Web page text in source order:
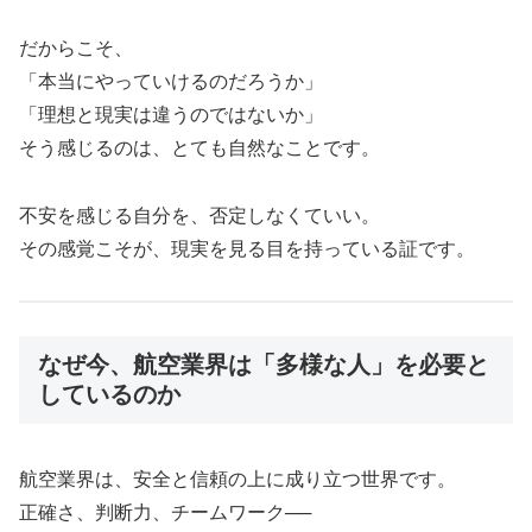
だからこそ、
「本当にやっていけるのだろうか」
「理想と現実は違うのではないか」
そう感じるのは、とても自然なことです。
不安を感じる自分を、否定しなくていい。
その感覚こそが、現実を見る目を持っている証です。
なぜ今、航空業界は「多様な人」を必要と
しているのか
航空業界は、安全と信頼の上に成り立つ世界です。
正確さ、判断力、チームワーク──